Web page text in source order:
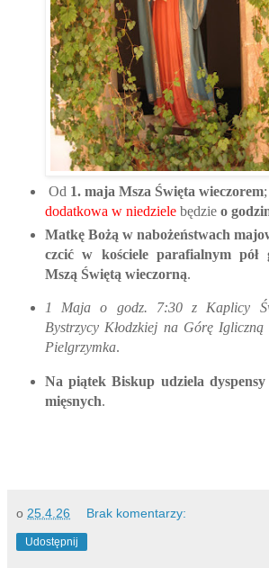
Od 1. maja Msza Święta wieczorem;
dodatkowa w niedzielebędzie o
Matkę Bożą w nabożeństwach
czcić w kościele parafialnym pół
Mszą Świętą wieczorną.
1 Maja o godz. 7:30 z Kaplicy
Bystrzycy Kłodzkiej na Górę Igliczną
Pielgrzymka.
Na piątek Biskup udziela
mięsnych.
o 25.4.26 Brak komentarzy:
Udostępnij